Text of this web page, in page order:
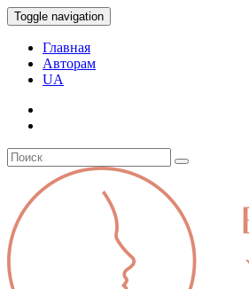
Toggle navigation
Главная
Авторам
UA